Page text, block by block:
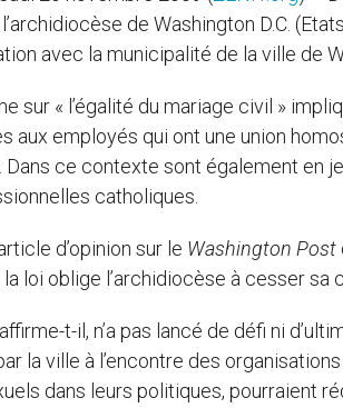
de Washington D.C.
avec la municipalité de la ville de
sur « l’égalité du mariage civil »
aux employés qui ont une union
Dans ce contexte sont également en
catholiques.
d’opinion sur le Washington Post
loi oblige l’archidiocèse à cesser sa
affirme-t-il, n’a pas lancé de défi ni
la ville à l’encontre des
dans leurs politiques, pourraient